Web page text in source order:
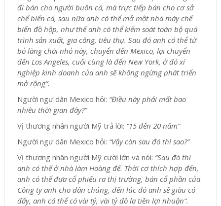
đi bán cho người buôn cá, mà trực tiếp bán cho cơ sở
chế biến cá, sau nữa anh có thể mở một nhà máy chế
biến đồ hộp, như thế anh có thể kiểm soát toàn bộ quá
trình sản xuất, gia công, tiêu thụ. Sau đó anh có thể từ
bỏ làng chài nhỏ này, chuyển đến Mexico, lại chuyển
đến Los Angeles, cuối cùng là đến New York, ở đó xí
nghiệp kinh doanh của anh sẽ không ngừng phát triển
mở rộng”.
Người ngư dân Mexico hỏi: “Điều này phải mất bao
nhiêu thời gian đây?”
Vị thương nhân người Mỹ trả lời: “15 đến 20 năm”
Người ngư dân Mexico hỏi: “Vậy còn sau đó thì sao?”
Vị thương nhân người Mỹ cười lớn và nói: “Sau đó thì
anh có thể ở nhà làm Hoàng đế. Thời cơ thích hợp đến,
anh có thể đưa cổ phiếu ra thị trường, bán cổ phần của
Công ty anh cho dân chúng, đến lúc đó anh sẽ giàu có
đấy, anh có thể có vài tỷ, vài tỷ đô la tiền lợi nhuận”.